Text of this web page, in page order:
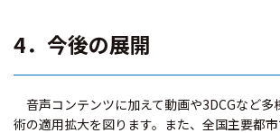
4．今後の展開
音声コンテンツに加えて動画や3DCGなど多
術の適用拡大を図ります。また、全国主要都